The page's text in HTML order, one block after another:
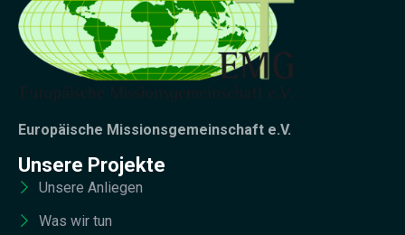
Europäische Missionsgemeinschaft e.V.
Unsere Projekte
Unsere Anliegen
Was wir tun